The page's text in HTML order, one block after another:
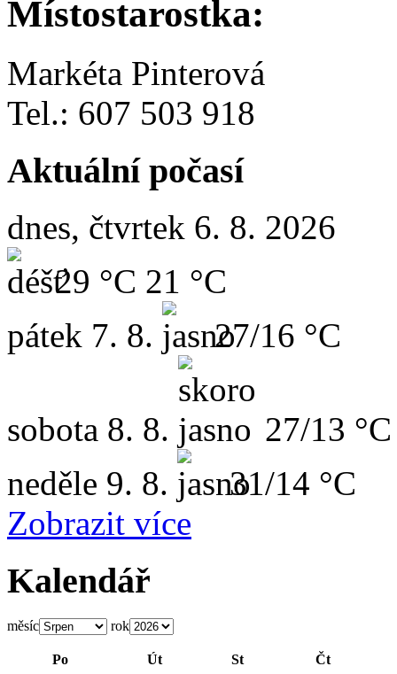
Místostarostka:
Markéta Pinterová
Tel.: 607 503 918
Aktuální počasí
dnes, čtvrtek 6. 8. 2026
29 °C 21 °C
pátek 7. 8. 27/16 °C
sobota 8. 8.
27/13 °C
neděle 9. 8.
31/14 °C
Zobrazit více
Kalendář
měsíc rok
Po Út St Čt